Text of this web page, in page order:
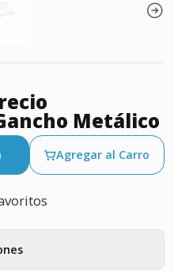
Metálico
Agregar al Carro